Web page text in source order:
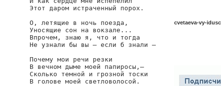
Этот даром истраченный порох.
О, летящие в ночь поезда,
Уносящие сон на вокзале...
Впрочем, знаю я, что и тогда
Не узнали бы вы — если б знали —
Почему мои речи резки
В вечном дыме моей папиросы,—
Сколько темной и грозной тоски
В голове моей светловолосой.
cvetaeva-vy-